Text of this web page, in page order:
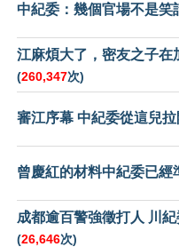
中紀委：幾個官場不是笑
江麻煩大了，密友之子在
(260,347次)
審江序幕 中紀委從這兒拉
曾慶紅的材料中紀委已經
成都逾百警強徵打人 川
(26,646次)